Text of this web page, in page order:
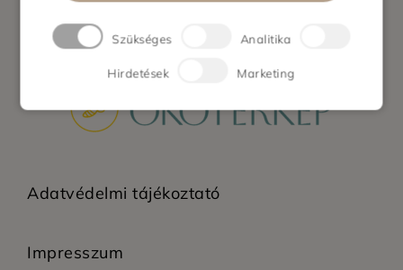
Adatvédelmi tájékoztató
Impresszum
Szükséges Analitika
Hirdetések Marketing